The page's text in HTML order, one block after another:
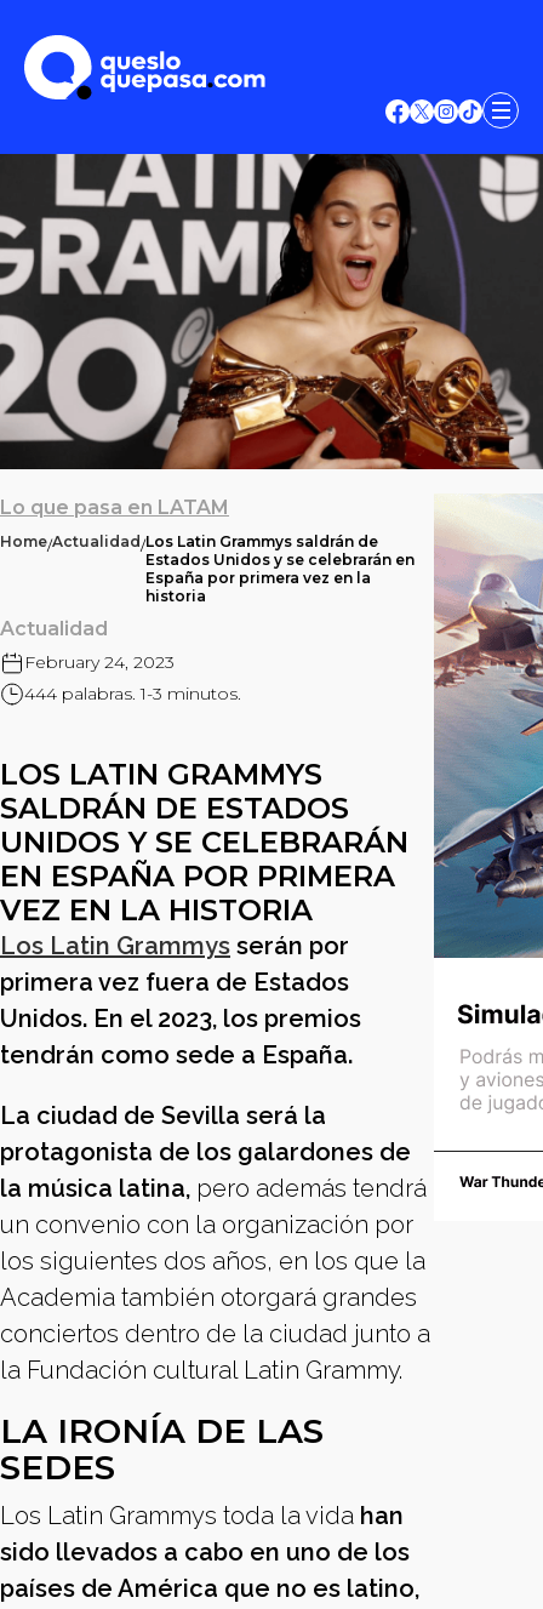
Lo que pasa en LATAM
Home/Actualidad/Los Latin Grammys saldrán de
Estados Unidos y se celebrarán en
España por primera vez en la
historia
Actualidad
February 24, 2023
444 palabras. 1-3 minutos.
LOS LATIN GRAMMYS
SALDRÁN DE ESTADOS
UNIDOS Y SE CELEBRARÁN
EN ESPAÑA POR PRIMERA
VEZ EN LA HISTORIA
Los Latin Grammys serán por
primera vez fuera de Estados
Unidos. En el 2023, los premios
tendrán como sede a España.
La ciudad de Sevilla será la
protagonista de los galardones de
la música latina, pero además tendrá
un convenio con la organización por
los siguientes dos años, en los que la
Academia también otorgará grandes
conciertos dentro de la ciudad junto a
la Fundación cultural Latin Grammy.
LA IRONÍA DE LAS
SEDES
Los Latin Grammys toda la vida han
sido llevados a cabo en uno de los
países de América que no es latino,